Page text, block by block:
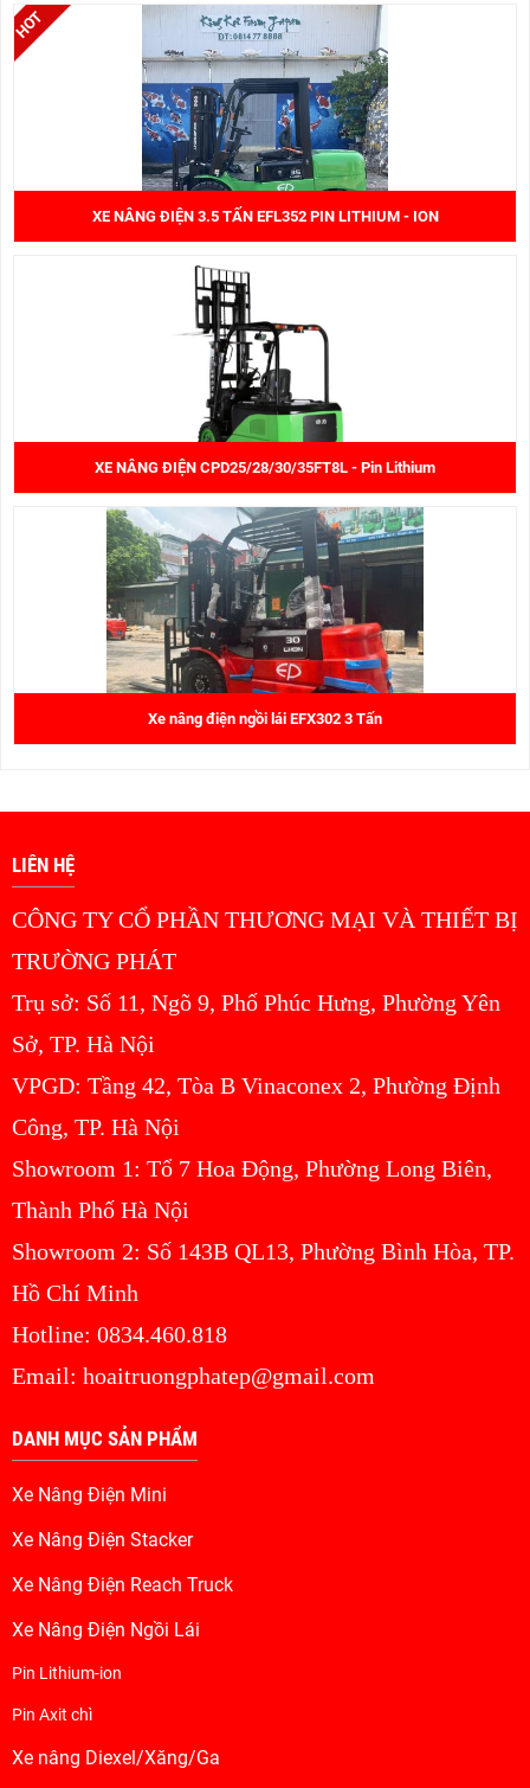
XE NÂNG ĐIỆN 3.5 TẤN EFL352 PIN LITHIUM - ION
XE NÂNG ĐIỆN CPD25/28/30/35FT8L - Pin Lithium
Xe nâng điện ngồi lái EFX302 3 Tấn
LIÊN HỆ
CÔNG TY CỔ PHẦN THƯƠNG MẠI VÀ THIẾT BỊ
TRƯỜNG PHÁT
Trụ sở: Số 11, Ngõ 9, Phố Phúc Hưng, Phường Yên
Sở, TP. Hà Nội
VPGD: Tầng 42, Tòa B Vinaconex 2, Phường Định
Công, TP. Hà Nội
Showroom 1: Tổ 7 Hoa Động, Phường Long Biên,
Thành Phố Hà Nội
Showroom 2: Số 143B QL13, Phường Bình Hòa, TP.
Hồ Chí Minh
Hotline: 0834.460.818
Email: hoaitruongphatep@gmail.com
DANH MỤC SẢN PHẨM
Xe Nâng Điện Mini
Xe Nâng Điện Stacker
Xe Nâng Điện Reach Truck
Xe Nâng Điện Ngồi Lái
Pin Lithium-ion
Pin Axit chì
Xe nâng Diexel/Xăng/Ga